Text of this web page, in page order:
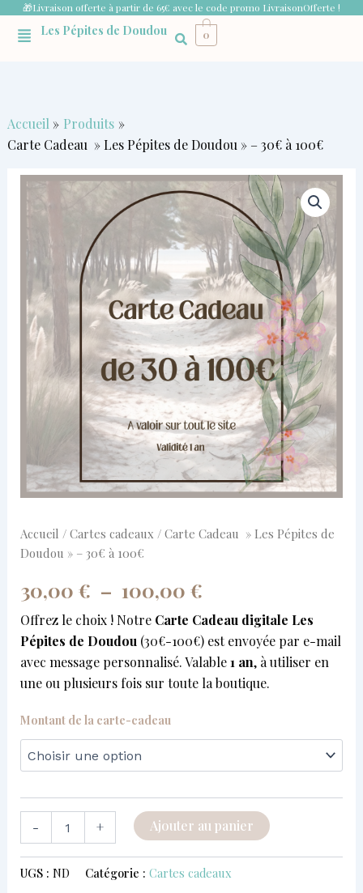
Aller🎁Livraison offerte à partir de 65€ avec le code promo LivraisonOfferte !
MenuLes Pépites de Doudou 0
Accueil
Produits
Carte Cadeau » Les Pépites de Doudou » – 30€ à 100€
Accueil / Cartes cadeaux / Carte Cadeau » Les Pépites de
Doudou » – 30€ à 100€
30,00 € – 100,00 €
Plage
de
prix :
30,00 €
à
100,00 €
Offrez le choix ! Notre Carte Cadeau digitale Les
Pépites de Doudou(30€-100€) est envoyée par e-mail
avec message personnalisé. Valable1 an, à utiliser en
une ou plusieurs fois sur toute la boutique.
Montant de la carte-cadeau
-
quantité
de
Carte
Cadeau
Les
Pépites
de
Doudou"
30€
+ Ajouter au panier
UGS : ND Catégorie : Cartes cadeaux